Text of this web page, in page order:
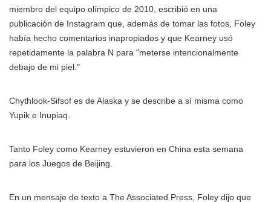
miembro del equipo olímpico de 2010, escribió en una
publicación de Instagram que, además de tomar las fotos, Foley
había hecho comentarios inapropiados y que Kearney usó
repetidamente la palabra N para "meterse intencionalmente
debajo de mi piel."
Chythlook-Sifsof es de Alaska y se describe a sí misma como
Yupik e Inupiaq.
Tanto Foley como Kearney estuvieron en China esta semana
para los Juegos de Beijing.
En un mensaje de texto a The Associated Press, Foley dijo que